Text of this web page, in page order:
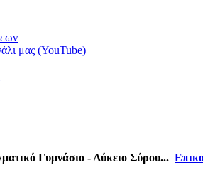
μας (YouTube)
Γυμνάσιο - Λύκειο Σύρου...